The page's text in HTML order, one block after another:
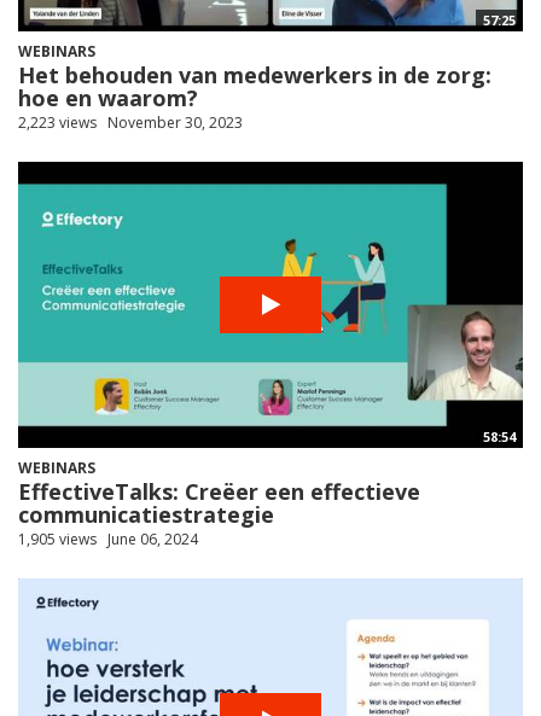
57:25
WEBINARS
Het behouden van medewerkers in de zorg:
hoe en waarom?
2,223 views November 30, 2023
58:54
WEBINARS
EffectiveTalks: Creëer een effectieve
communicatiestrategie
1,905 views June 06, 2024